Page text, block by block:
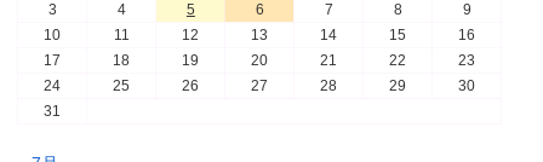
3
4 5 6 7 8
9
10
11 12 13 14 15
16
17
18 19 20 21 22
23
24
25 26 27 28 29
30
31